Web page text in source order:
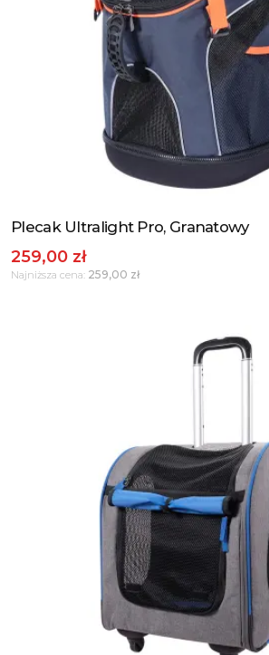
Zobacz produkt
Plecak Ultralight Pro, Granatowy
259,00 zł
Najniższa cena: 259,00 zł